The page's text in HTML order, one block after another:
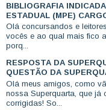
BIBLIOGRAFIA
ESTADUAL (MPE)
Olá concursandos e
vocês e ao qual mais fico
porq...
RESPOSTA DA
QUESTÃO DA
Olá meus amigos, como
nossa Superquarta, que já
corrigidas! So...